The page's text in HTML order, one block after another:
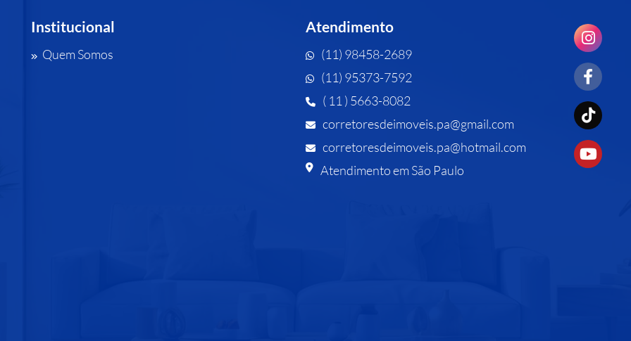
Institucional
Quem Somos
Atendimento
(11) 98458-2689
(11) 95373-7592
( 11 ) 5663-8082
corretoresdeimoveis.pa@gmail.com
corretoresdeimoveis.pa@hotmail.com
Atendimento em São Paulo